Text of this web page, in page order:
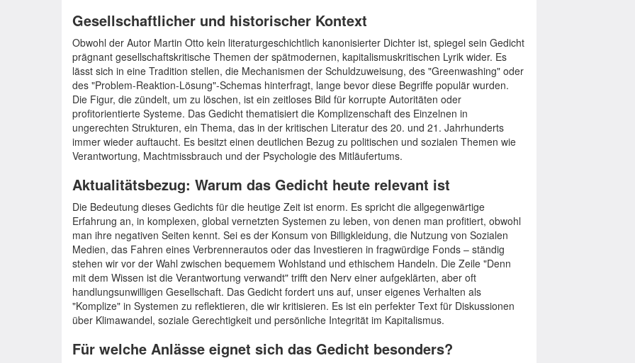
Gesellschaftlicher und historischer Kontext
Obwohl der Autor Martin Otto kein literaturgeschichtlich kanonisierter Dichter ist, spiegel sein Gedicht
prägnant gesellschaftskritische Themen der spätmodernen, kapitalismuskritischen Lyrik wider. Es
lässt sich in eine Tradition stellen, die Mechanismen der Schuldzuweisung, des "Greenwashing" oder
des "Problem-Reaktion-Lösung"-Schemas hinterfragt, lange bevor diese Begriffe populär wurden.
Die Figur, die zündelt, um zu löschen, ist ein zeitloses Bild für korrupte Autoritäten oder
profitorientierte Systeme. Das Gedicht thematisiert die Komplizenschaft des Einzelnen in
ungerechten Strukturen, ein Thema, das in der kritischen Literatur des 20. und 21. Jahrhunderts
immer wieder auftaucht. Es besitzt einen deutlichen Bezug zu politischen und sozialen Themen wie
Verantwortung, Machtmissbrauch und der Psychologie des Mitläufertums.
Aktualitätsbezug: Warum das Gedicht heute relevant ist
Die Bedeutung dieses Gedichts für die heutige Zeit ist enorm. Es spricht die allgegenwärtige
Erfahrung an, in komplexen, global vernetzten Systemen zu leben, von denen man profitiert, obwohl
man ihre negativen Seiten kennt. Sei es der Konsum von Billigkleidung, die Nutzung von Sozialen
Medien, das Fahren eines Verbrennerautos oder das Investieren in fragwürdige Fonds – ständig
stehen wir vor der Wahl zwischen bequemem Wohlstand und ethischem Handeln. Die Zeile "Denn
mit dem Wissen ist die Verantwortung verwandt" trifft den Nerv einer aufgeklärten, aber oft
handlungsunwilligen Gesellschaft. Das Gedicht fordert uns auf, unser eigenes Verhalten als
"Komplize" in Systemen zu reflektieren, die wir kritisieren. Es ist ein perfekter Text für Diskussionen
über Klimawandel, soziale Gerechtigkeit und persönliche Integrität im Kapitalismus.
Für welche Anlässe eignet sich das Gedicht besonders?